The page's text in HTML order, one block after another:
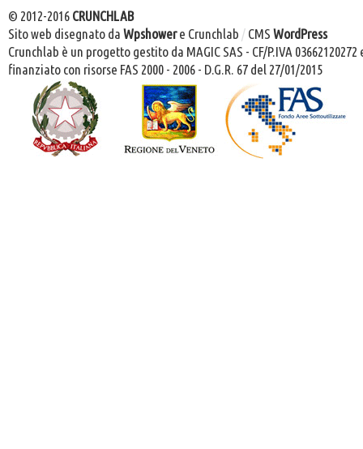
© 2012-2016 CRUNCHLAB
Sito web disegnato da Wpshowere Crunchlab / CMS WordPress
Crunchlab è un progetto gestito da MAGIC SAS - CF/P.IVA 03662120272
finanziato con risorse FAS 2000 - 2006 - D.G.R. 67 del 27/01/2015